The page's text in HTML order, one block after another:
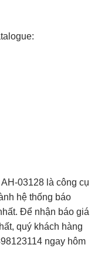
03128 là công cụ
hệ thống báo
Để nhận báo giá
quý khách hàng
ngay hôm